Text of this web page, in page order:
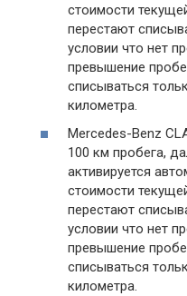
стоимости
перестают
условии что нет
превышение
списываться
километра.
Mercedes-Benz
100 км пробега,
активируется
стоимости
перестают
условии что нет
превышение
списываться
километра.